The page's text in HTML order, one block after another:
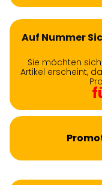
Auf Nummer
Sie möchten
Artikel erscheint,